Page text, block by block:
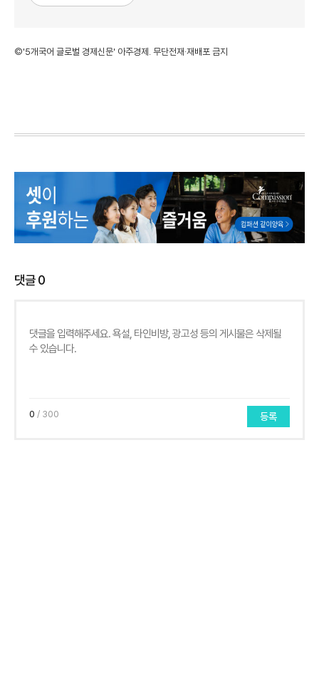
©'5개국어 글로벌 경제신문' 아주경제. 무단전재·재배포 금지
댓글0
0 / 300 등록